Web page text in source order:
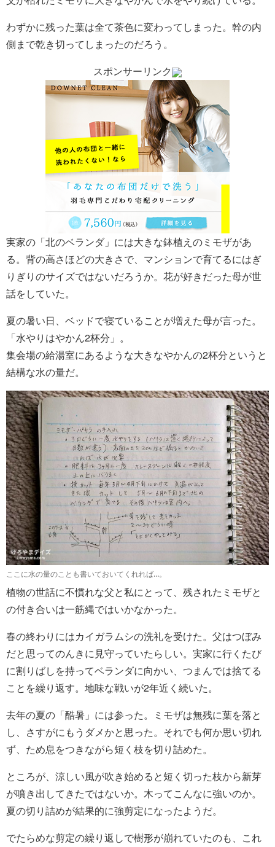
わずかに残った葉は全て茶色に変わってしまった。幹の内
側まで乾き切ってしまったのだろう。
スポンサーリンク
実家の「北のベランダ」には大きな鉢植えのミモザがあ
る。背の高さほどの大きさで、マンションで育てるにはぎ
りぎりのサイズではないだろうか。花が好きだった母が世
話をしていた。
夏の暑い日、ベッドで寝ていることが増えた母が言った。
「水やりはやかん2杯分」。
集会場の給湯室にあるような大きなやかんの2杯分というと
結構な水の量だ。
ここに水の量のことも書いておいてくれれば…。
植物の世話に不慣れな父と私にとって、残されたミモザと
の付き合いは一筋縄ではいかなかった。
春の終わりにはカイガラムシの洗礼を受けた。父はつぼみ
だと思ってのんきに見守っていたらしい。実家に行くたび
に割りばしを持ってベランダに向かい、つまんでは捨てる
ことを繰り返す。地味な戦いが2年近く続いた。
去年の夏の「酷暑」には参った。ミモザは無残に葉を落と
し、さすがにもうダメかと思った。それでも何か思い切れ
ず、ため息をつきながら短く枝を切り詰めた。
ところが、涼しい風が吹き始めると短く切った枝から新芽
が噴き出してきたではないか。木ってこんなに強いのか。
夏の切り詰めが結果的に強剪定になったようだ。
でたらめな剪定の繰り返しで樹形が崩れていたのも、これ